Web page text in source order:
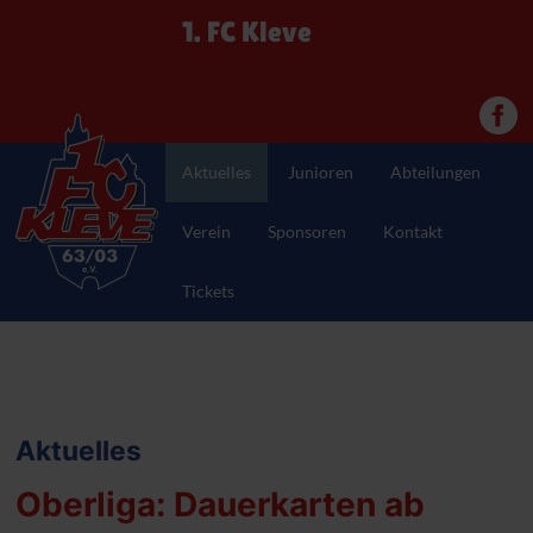
1. FC Kleve
Aktuelles Junioren Abteilungen
Verein Sponsoren Kontakt
Tickets
Aktuelles
Oberliga: Dauerkarten ab